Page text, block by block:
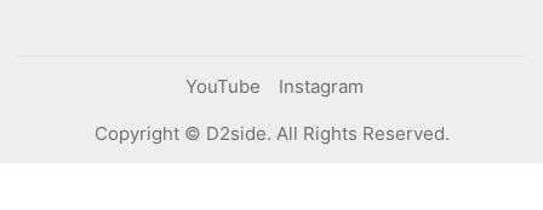
YouTube Instagram
Copyright © D2side. All Rights Reserved.